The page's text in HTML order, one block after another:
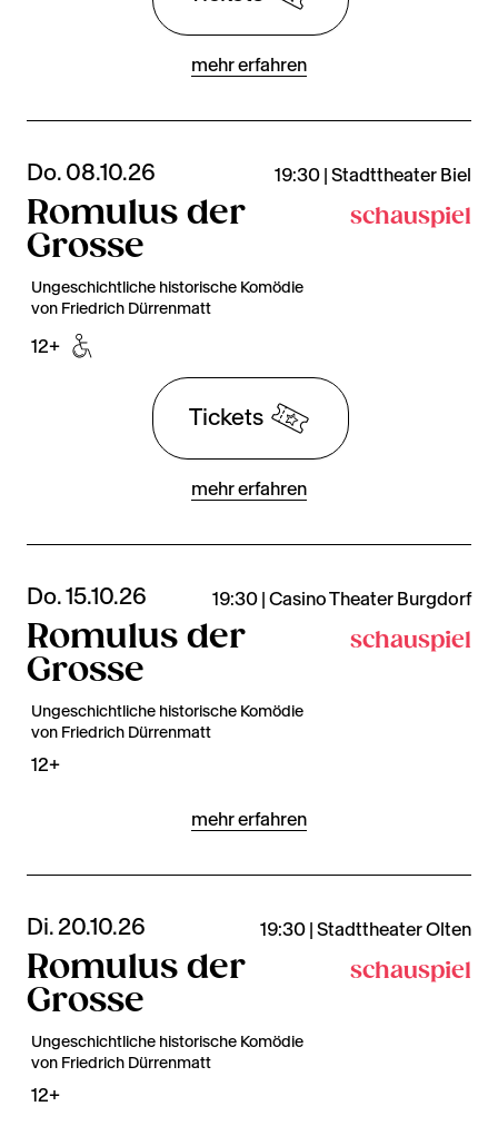
mehr erfahren
Do. 08.10.26 19:30 | Stadttheater Biel
Romulus der
Grosse
schauspiel
Ungeschichtliche historische Komödie
von Friedrich Dürrenmatt
12+
Tickets
mehr erfahren
Do. 15.10.26 19:30 | Casino Theater Burgdorf
Romulus der
Grosse
schauspiel
Ungeschichtliche historische Komödie
von Friedrich Dürrenmatt
12+
mehr erfahren
Di. 20.10.26 19:30 | Stadttheater Olten
Romulus der
Grosse
schauspiel
Ungeschichtliche historische Komödie
von Friedrich Dürrenmatt
12+